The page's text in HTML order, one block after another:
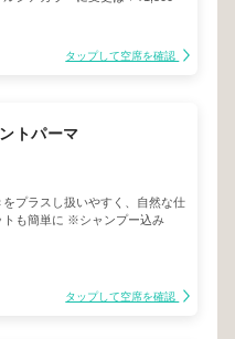
タップして空席を確認
トパーマ
プラスし扱いやすく、自然な仕
トも簡単に ※シャンプー込み
タップして空席を確認